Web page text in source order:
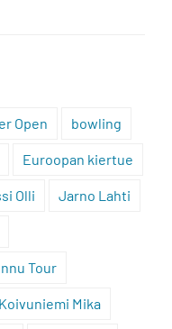
Open bowling
Euroopan kiertue
Olli Jarno Lahti
Tour
Koivuniemi Mika